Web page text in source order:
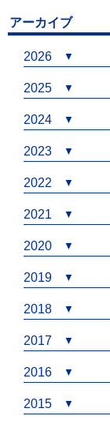
アーカイブ
2026
2025
2024
2023
2022
2021
2020
2019
2018
2017
2016
2015